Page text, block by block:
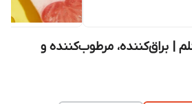
| براق‌کننده، مرطوب‌کننده و